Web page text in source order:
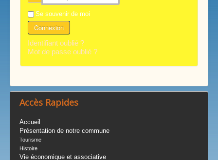
Se souvenir de moi
Connexion
Identifiant oublié ?
Mot de passe oublié ?
Accès Rapides
Accueil
Présentation de notre commune
Tourisme
Histoire
Vie économique et associative